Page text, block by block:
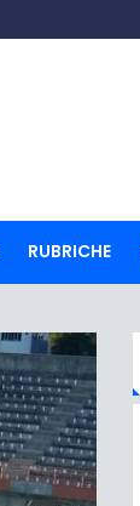
RUBRICHE